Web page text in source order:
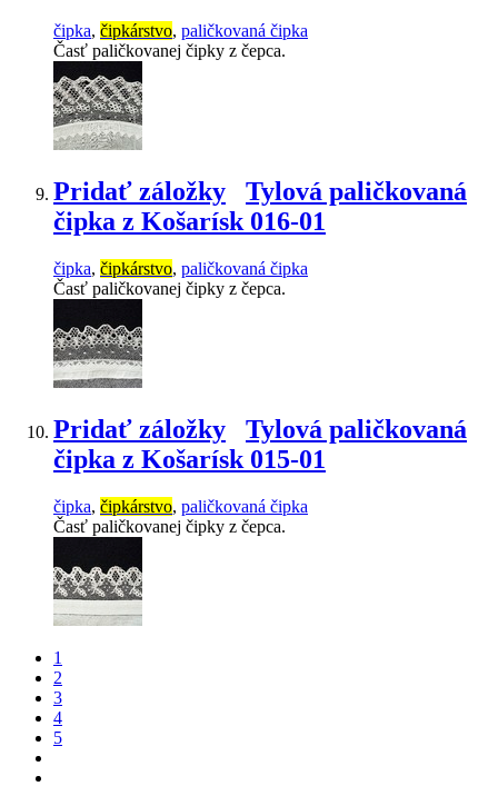
čipka, čipkárstvo, paličkovaná čipka
Časť paličkovanej čipky z čepca.
Pridať záložky
Tylová paličkovaná
čipka z Košarísk 016-01
čipka, čipkárstvo, paličkovaná čipka
Časť paličkovanej čipky z čepca.
Pridať záložky
Tylová paličkovaná
čipka z Košarísk 015-01
čipka, čipkárstvo, paličkovaná čipka
Časť paličkovanej čipky z čepca.
1
2
3
4
5